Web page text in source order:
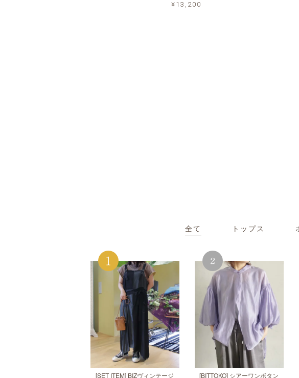
¥13,200
全て トップス
[SET ITEM] BIZヴィンテージ
[BITTOKO] シアーワンボタン